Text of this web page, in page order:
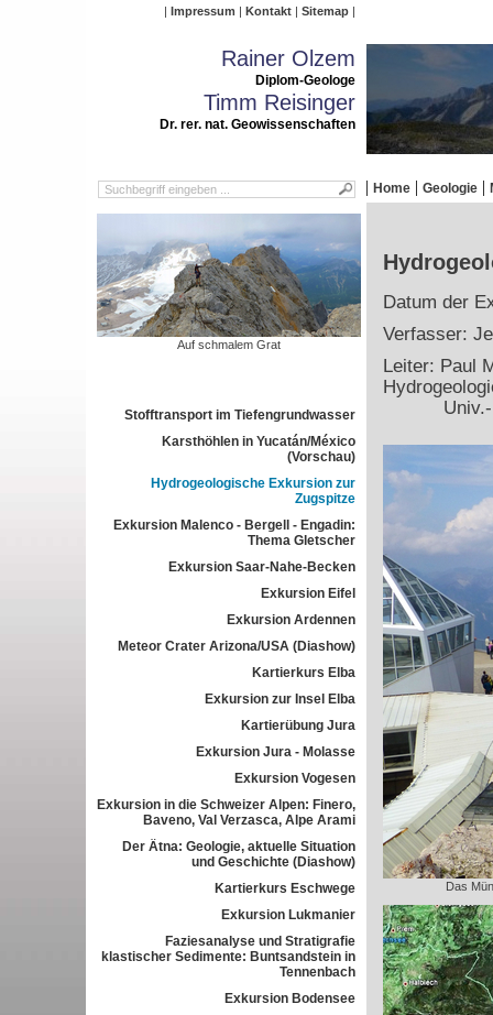
Impressum Kontakt Sitemap
Rainer Olzem
Diplom-Geologe
Timm Reisinger
Dr. rer. nat. Geowissenschaften
Home Geologie
Auf schmalem Grat
Stofftransport im Tiefengrundwasser
Karsthöhlen in Yucatán/México
(Vorschau)
Hydrogeologische Exkursion zur
Zugspitze
Exkursion Malenco - Bergell - Engadin:
Thema Gletscher
Exkursion Saar-Nahe-Becken
Exkursion Eifel
Exkursion Ardennen
Meteor Crater Arizona/USA (Diashow)
Kartierkurs Elba
Exkursion zur Insel Elba
Kartierübung Jura
Exkursion Jura - Molasse
Exkursion Vogesen
Exkursion in die Schweizer Alpen: Finero,
Baveno, Val Verzasca, Alpe Arami
Der Ätna: Geologie, aktuelle Situation
und Geschichte (Diashow)
Kartierkurs Eschwege
Exkursion Lukmanier
Faziesanalyse und Stratigrafie
klastischer Sedimente: Buntsandstein in
Tennenbach
Exkursion Bodensee
Datum der
Verfasser:
Leiter: Paul
Univ.-
Das